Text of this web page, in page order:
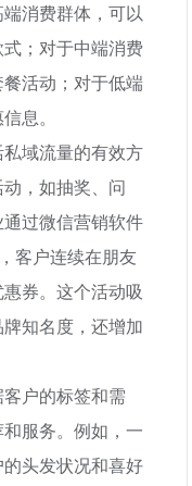
消费群体，可以
；对于中端消费
活动；对于低端
息。
域流量的有效方
，如抽奖、问
过微信营销软件
客户连续在朋友
券。这个活动吸
知名度，还增加
户的标签和需
服务。例如，一
头发状况和喜好